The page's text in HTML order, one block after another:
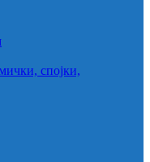
спојки,